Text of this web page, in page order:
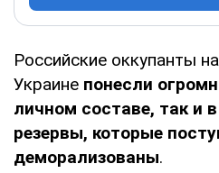
Российские оккупанты
Украине понесли
личном составе, так и в
резервы, которые
деморализованы.